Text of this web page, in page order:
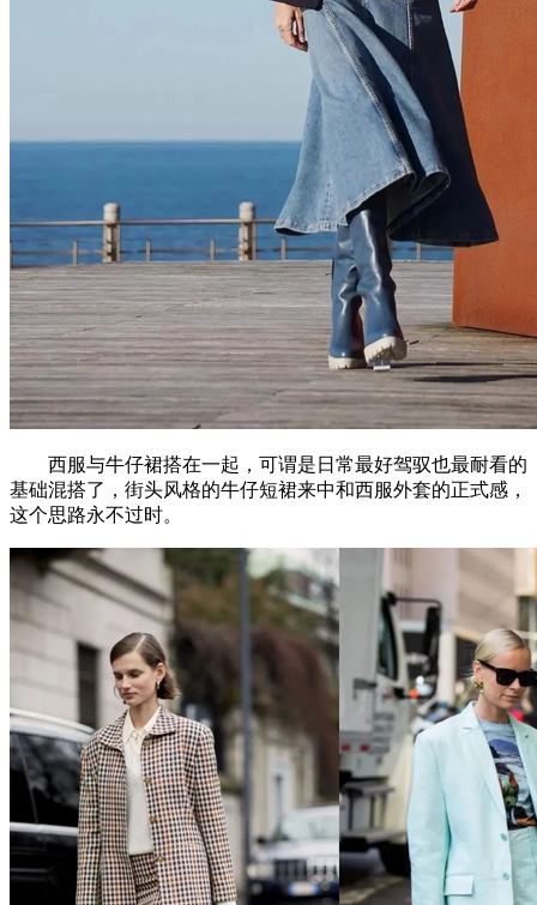
西服与牛仔裙搭在一起，可谓是日常最好驾驭也最耐看的
基础混搭了，街头风格的牛仔短裙来中和西服外套的正式感，
这个思路永不过时。